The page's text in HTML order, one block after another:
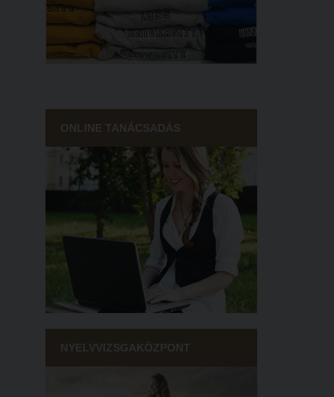
ONLINE TANÁCSADÁS
NYELVVIZSGAKÖZPONT